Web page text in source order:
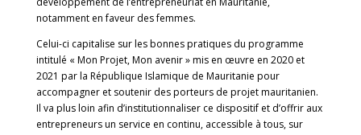
notamment en faveur des femmes.
Celui-ci capitalise sur les bonnes pratiques du programme
intitulé « Mon Projet, Mon avenir » mis en œuvre en 2020 et
2021 par la République Islamique de Mauritanie pour
accompagner et soutenir des porteurs de projet mauritanien.
Il va plus loin afin d’institutionnaliser ce dispositif et d’offrir aux
entrepreneurs un service en continu, accessible à tous, sur